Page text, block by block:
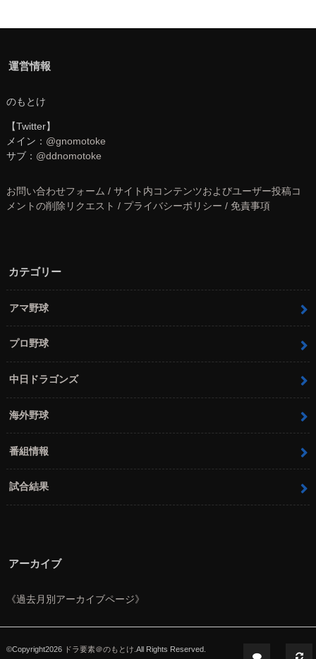
運営情報
のもとけ
【Twitter】
メイン： @gnomotoke
サブ： @ddnomotoke
お問い合わせフォーム / サイト内コンテンツおよびユーザー投稿コ
メントの削除リクエスト / プライバシーポリシー / 免責事項
カテゴリー
アマ野球
プロ野球
中日ドラゴンズ
海外野球
番組情報
試合結果
アーカイブ
《過去月別アーカイブページ》
©Copyright2026 ドラ要素＠のもとけ .All Rights Reserved.